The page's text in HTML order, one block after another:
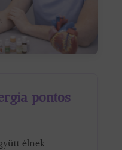
pontos
élnek